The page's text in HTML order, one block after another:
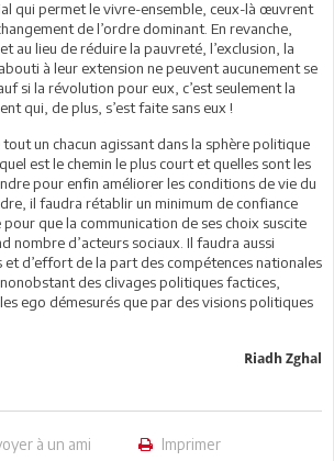
qui permet le vivre-ensemble, ceux-là œuvrent
de l’ordre dominant. En revanche,
au lieu de réduire la pauvreté, l’exclusion, la
à leur extension ne peuvent aucunement se
si la révolution pour eux, c’est seulement la
qui, de plus, s’est faite sans eux !
un chacun agissant dans la sphère politique
est le chemin le plus court et quelles sont les
pour enfin améliorer les conditions de vie du
il faudra rétablir un minimum de confiance
que la communication de ses choix suscite
nombre d’acteurs sociaux. Il faudra aussi
et d’effort de la part des compétences nationales
des clivages politiques factices,
ego démesurés que par des visions politiques
Riadh Zghal
à un ami Imprimer